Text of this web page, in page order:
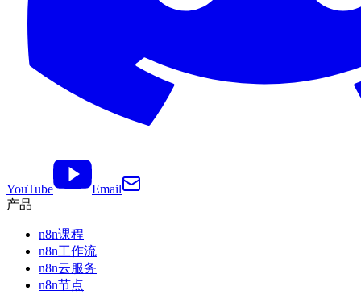
YouTube
Email
产品
n8n课程
n8n工作流
n8n云服务
n8n节点